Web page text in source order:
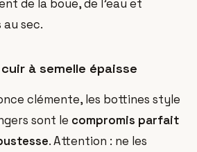
de la boue, de l'eau et
sec.
à semelle épaisse
clémente, les bottines style
sont le compromis parfait
. Attention : ne les